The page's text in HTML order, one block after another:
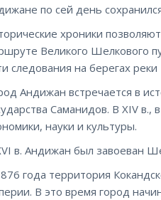
по сей день
хроники
Великого Шелкового
следования на берегах
Андижан встречается в
Саманидов. В XIV
науки и культуры.
в. Андижан был завоеван
года территория
В это время город